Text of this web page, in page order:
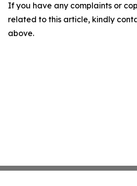
If you have any complaints or
related to this article, kindly
above.